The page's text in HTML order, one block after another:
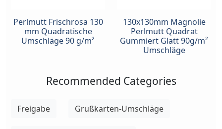
Perlmutt Frischrosa 130
mm Quadratische
Umschläge 90 g/m²
130x130mm Magnolie
Perlmutt Quadrat
Gummiert Glatt 90g/m²
Umschläge
Recommended Categories
Freigabe Grußkarten-Umschläge